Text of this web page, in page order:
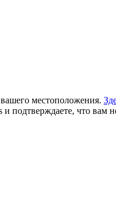
местоположения.
подтверждаете, что вам